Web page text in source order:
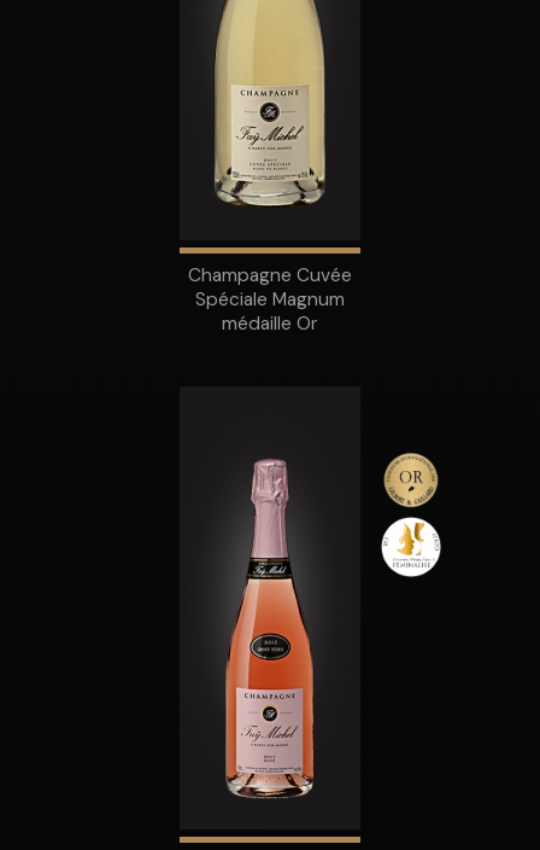
Champagne Cuvée
Spéciale Magnum
médaille Or